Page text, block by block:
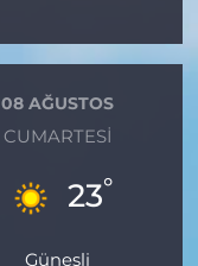
08 AĞUSTOS
CUMARTESI
23°
Güneşli